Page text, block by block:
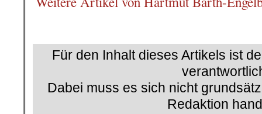
Für den Inhalt dieses Artikels ist
Dabei muss es sich nicht
Redaktion